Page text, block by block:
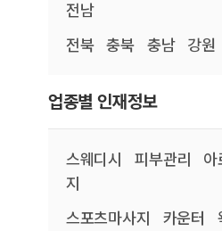
전남
전북
충북 충남 강원
업종별 인재정보
스웨디시 피부관리
아
지
스포츠마사지
카운터